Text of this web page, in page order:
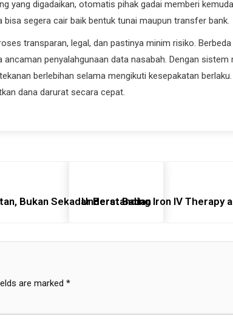
yang digadaikan, otomatis pihak gadai memberi
segera cair baik bentuk tunai maupun transfer bank.
transparan, legal, dan pastinya minim risiko.
penyalahgunaan data nasabah. Dengan sistem
berlebihan selama mengikuti kesepakatan
dana darurat secara cepat.
Bukan Sekadar Berat Badan
Understanding Iron IV Therapy
are marked *